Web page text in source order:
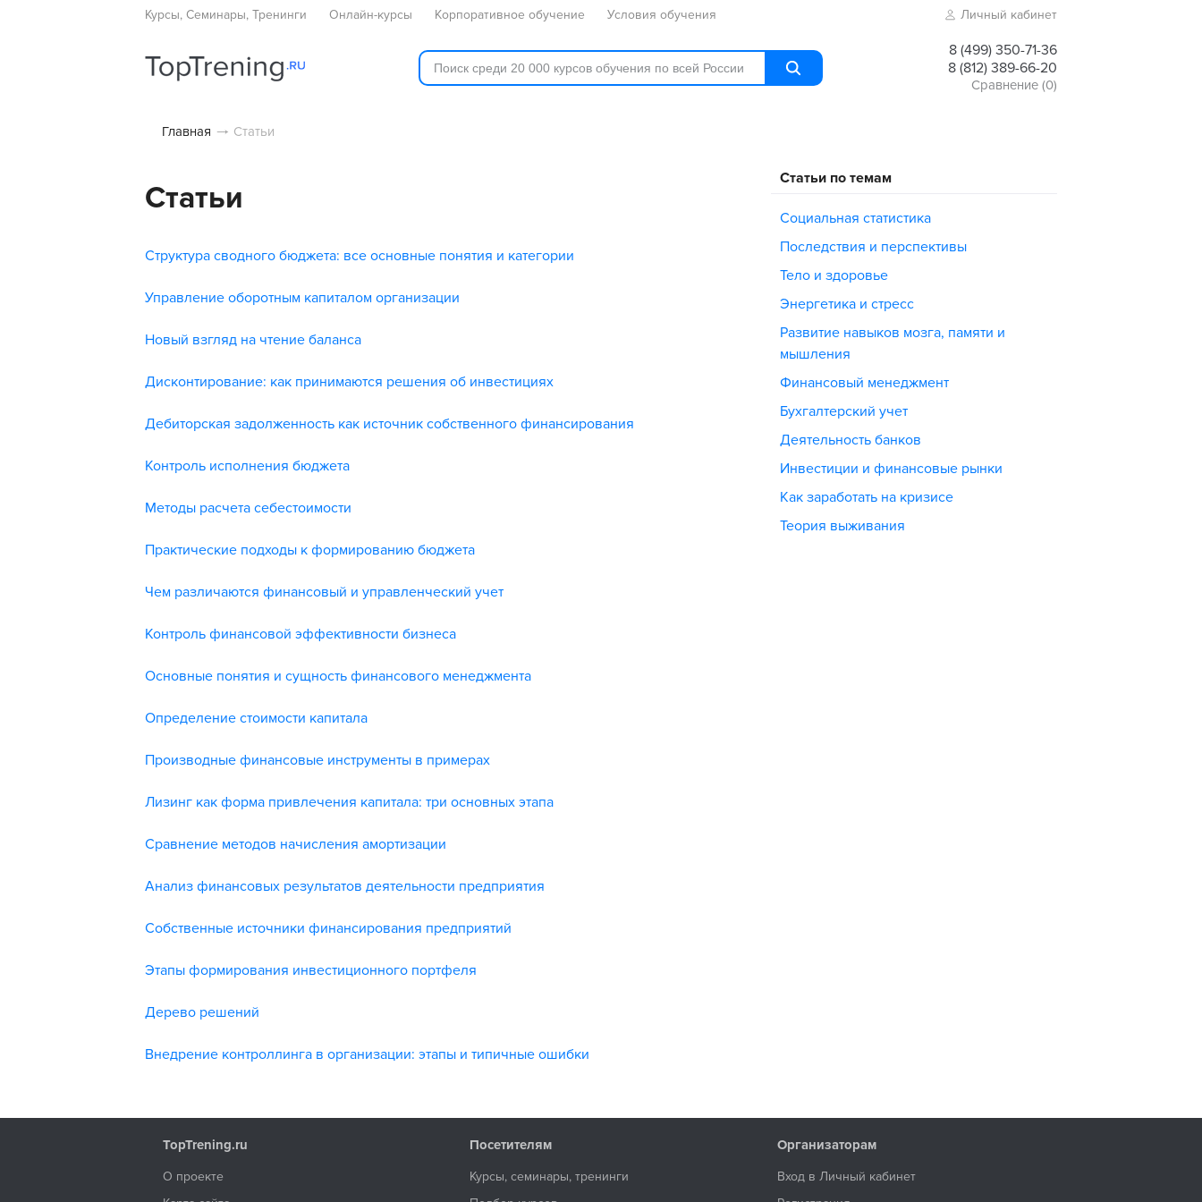
Курсы, Семинары, Тренинги Онлайн-курсы Корпоративное обучение Условия обучения Личный кабинет
8 (499) 350-71-36
8 (812) 389-66-20
Сравнение (0)
Главная Статьи
Статьи
Структура сводного бюджета: все основные понятия и категории
Управление оборотным капиталом организации
Новый взгляд на чтение баланса
Дисконтирование: как принимаются решения об инвестициях
Дебиторская задолженность как источник собственного финансирования
Контроль исполнения бюджета
Методы расчета себестоимости
Практические подходы к формированию бюджета
Чем различаются финансовый и управленческий учет
Контроль финансовой эффективности бизнеса
Основные понятия и сущность финансового менеджмента
Определение стоимости капитала
Производные финансовые инструменты в примерах
Лизинг как форма привлечения капитала: три основных этапа
Сравнение методов начисления амортизации
Анализ финансовых результатов деятельности предприятия
Собственные источники финансирования предприятий
Этапы формирования инвестиционного портфеля
Дерево решений
Внедрение контроллинга в организации: этапы и типичные ошибки
Статьи по темам
Социальная статистика
Последствия и перспективы
Тело и здоровье
Энергетика и стресс
Развитие навыков мозга, памяти и
мышления
Финансовый менеджмент
Бухгалтерский учет
Деятельность банков
Инвестиции и финансовые рынки
Как заработать на кризисе
Теория выживания
TopTrening.ru
О проекте
Посетителям
Курсы, семинары, тренинги
Организаторам
Вход в Личный кабинет